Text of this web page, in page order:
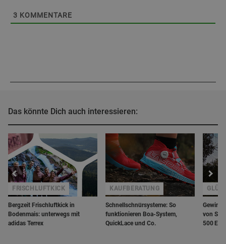
3 KOMMENTARE
Das könnte Dich auch interessieren:
Bergzeit Frischluftkick in
Bodenmais: unterwegs mit
adidas Terrex
FRISCHLUFTKICK
Schnellschnürsysteme: So
funktionieren Boa-System,
QuickLace und Co.
KAUFBERATUNG
von
500